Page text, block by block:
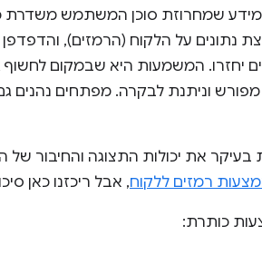
שמחרוזת סוכן המשתמש משדרת
על הלקוח (הרמזים), והדפדפן
יחזרו. המשמעות היא שבמקום לחשוף
את יכולות התצוגה והחיבור
רמזים ללקוח, אבל ריכזנו כאן
כותרת: